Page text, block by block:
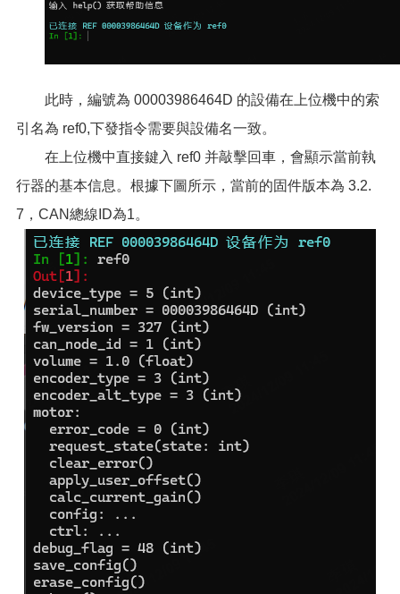
此時，編號為 00003986464D 的設備在上位機中的索
引名為 ref0,下發指令需要與設備名一致。
在上位機中直接鍵入 ref0 并敲擊回車，會顯示當前執
行器的基本信息。根據下圖所示，當前的固件版本為 3.2.
7，CAN總線ID為1。